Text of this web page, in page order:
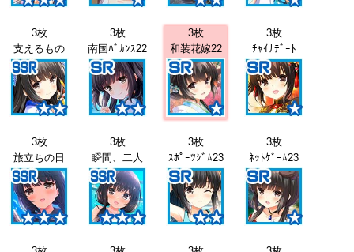
3枚
支えるもの
3枚
南国ﾊﾞｶﾝｽ22
3枚
和装花嫁22
3枚
ﾁｬｲﾅﾃﾞｰﾄ
3枚
旅立ちの日
3枚
瞬間、二人
3枚
ｽﾎﾟｰﾂｼﾞﾑ23
3枚
ﾈｯﾄｹﾞｰﾑ23